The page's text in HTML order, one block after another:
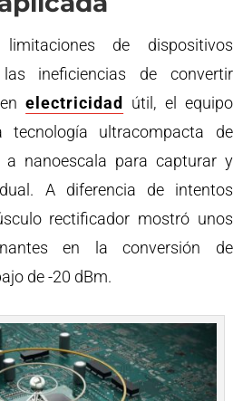
de dispositivos
ineficiencias de convertir
enelectricidad
útil, el equipo
tecnología ultracompacta de
a nanoescala para capturar y
A diferencia de intentos
rectificador mostró unos
en la conversión de
de -20 dBm.